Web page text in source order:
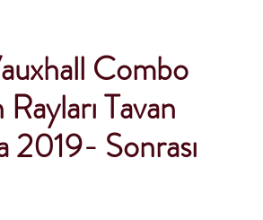
Combo
Tavan
2019- Sonrası